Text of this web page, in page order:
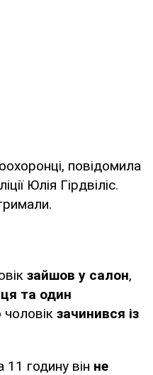
повідомила
Юлія Гірдвіліс.
зайшов у салон,
та один
чоловік зачинився із
11 годину він не